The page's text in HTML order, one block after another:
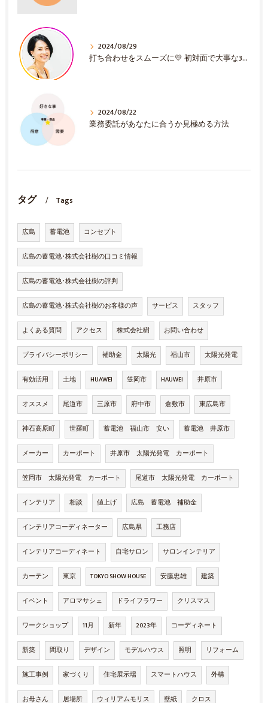
2024/08/29
打ち合わせをスムーズに💛 初対面で大事な3選！
2024/08/22
業務委託があなたに合うか見極める方法
タグ Tags
広島 蓄電池 コンセプト
広島の蓄電池･株式会社樹の口コミ情報
広島の蓄電池･株式会社樹の評判
広島の蓄電池･株式会社樹のお客様の声 サービス スタッフ
よくある質問 アクセス 株式会社樹 お問い合わせ
プライバシーポリシー 補助金 太陽光 福山市 太陽光発電
有効活用 土地 HUAWEI 笠岡市 HAUWEI 井原市
オススメ 尾道市 三原市 府中市 倉敷市 東広島市
神石高原町 世羅町 蓄電池 福山市 安い 蓄電池 井原市
メーカー カーポート 井原市 太陽光発電 カーポート
笠岡市 太陽光発電 カーポート 尾道市 太陽光発電 カーポート
インテリア 相談 値上げ 広島 蓄電池 補助金
インテリアコーディネーター 広島県 工務店
インテリアコーディネート 自宅サロン サロンインテリア
カーテン 東京 TOKYO SHOW HOUSE 安藤忠雄 建築
イベント アロマサシェ ドライフラワー クリスマス
ワークショップ 11月 新年 2023年 コーディネート
新築 間取り デザイン モデルハウス 照明 リフォーム
施工事例 家づくり 住宅展示場 スマートハウス 外構
お母さん 居場所 ウィリアムモリス 壁紙 クロス